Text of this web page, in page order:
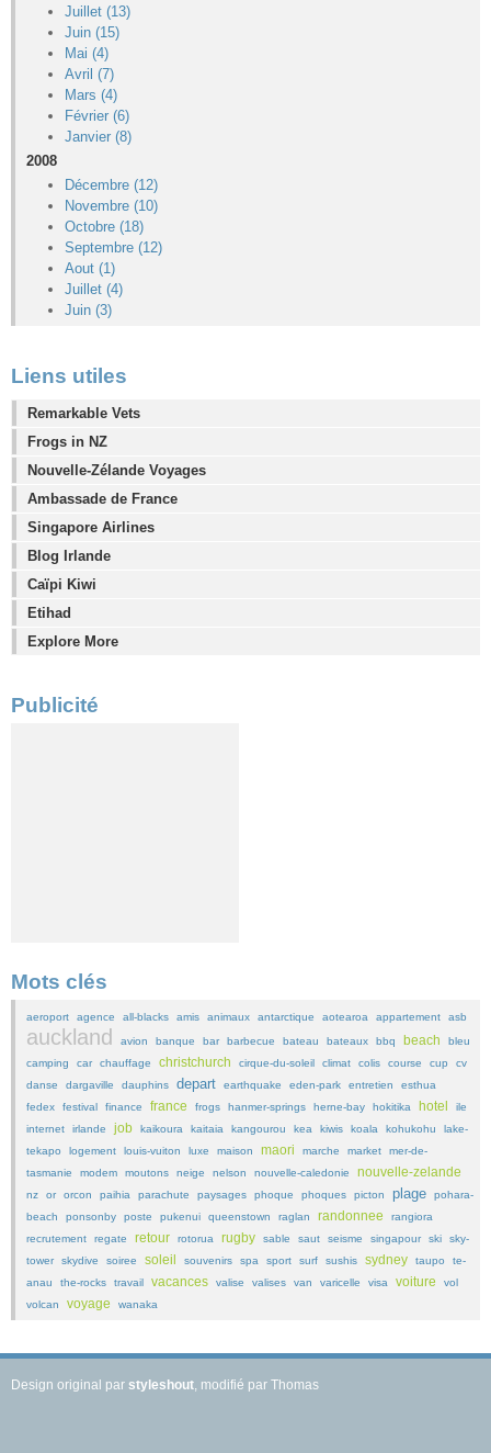
Juillet (13)
Juin (15)
Mai (4)
Avril (7)
Mars (4)
Février (6)
Janvier (8)
2008
Décembre (12)
Novembre (10)
Octobre (18)
Septembre (12)
Aout (1)
Juillet (4)
Juin (3)
Liens utiles
Remarkable Vets
Frogs in NZ
Nouvelle-Zélande Voyages
Ambassade de France
Singapore Airlines
Blog Irlande
Caïpi Kiwi
Etihad
Explore More
Publicité
Mots clés
aeroport agence all-blacks amis animaux antarctique aotearoa appartement asb
auckland avion banque bar barbecue bateau bateaux bbq beach
bleu
camping
car chauffage christchurch cirque-du-soleil climat colis course cup
cv
danse
dargaville dauphins depart earthquake eden-park entretien
esthua
fedex
festival finance france frogs hanmer-springs herne-bay hokitika hotel
ile
internet
irlande job kaikoura kaitaia kangourou kea kiwis koala kohukohu
lake-
tekapo
logement louis-vuiton luxe maison maori marche market
mer-de-
tasmanie
modem moutons neige nelson nouvelle-caledonie nouvelle-zelande
nz or orcon paihia parachute paysages phoque phoques picton plage
pohara-
beach
ponsonby poste pukenui queenstown raglan randonnee
rangiora
recrutement
regate retour rotorua rugby sable saut seisme singapour ski
sky-
tower
skydive soiree soleil souvenirs spa sport surf sushis sydney taupo
te-
anau
the-rocks travail vacances valise valises van varicelle visa voiture
vol
volcan
voyage wanaka
Design original par styleshout, modifié par Thomas